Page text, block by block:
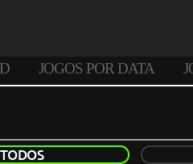
JOGOS POR DATA
TODOS